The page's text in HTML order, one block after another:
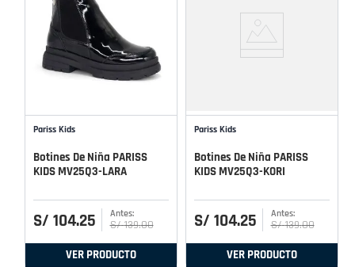
Pariss Kids
Botines De Niña PARISS
KIDS MV25Q3-LARA
S/ 104.25 S/ 139.00
VER PRODUCTO
Pariss Kids
Botines De Niña PARISS
KIDS MV25Q3-KORI
S/ 104.25 S/ 139.00
VER PRODUCTO